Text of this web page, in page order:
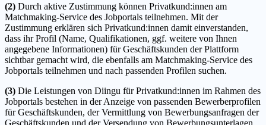
(2) Durch aktive Zustimmung können Privatkund:innen am
Matchmaking-Service des Jobportals teilnehmen. Mit der
Zustimmung erklären sich Privatkund:innen damit einverstanden,
dass ihr Profil (Name, Qualifikationen, ggf. weitere von Ihnen
angegebene Informationen) für Geschäftskunden der Plattform
sichtbar gemacht wird, die ebenfalls am Matchmaking-Service des
Jobportals teilnehmen und nach passenden Profilen suchen.
(3) Die Leistungen von Diingu für Privatkund:innen im Rahmen des
Jobportals bestehen in der Anzeige von passenden Bewerberprofilen
für Geschäftskunden, der Vermittlung von Bewerbungsanfragen der
Geschäftskunden und der Versendung von Bewerbungsunterlagen